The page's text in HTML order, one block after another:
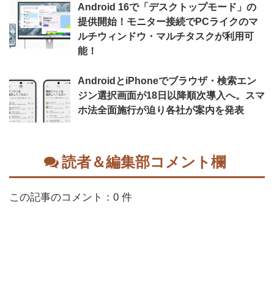
Android 16で「デスクトップモード」の
提供開始！モニター接続でPCライクのマ
ルチウィンドウ・マルチタスクが利用可
能！
AndroidとiPhoneでブラウザ・検索エン
ジン選択画面が18日以降順次導入へ。スマ
ホ法全面施行が迫り各社が案内を発表
読者＆編集部コメント欄
この記事のコメント：0 件